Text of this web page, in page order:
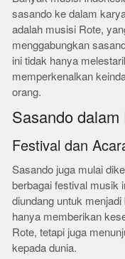
sasando ke dalam
adalah musisi Rote,
menggabungkan
ini tidak hanya
memperkenalkan
orang.
Sasando
Festival dan
Sasando juga mulai
berbagai festival musik
diundang untuk
hanya memberikan
Rote, tetapi juga
kepada dunia.